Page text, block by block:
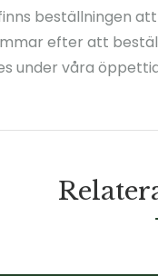
beställningen
efter att
under våra